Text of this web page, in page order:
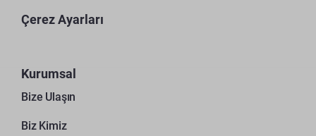
Çerez Ayarları
Kurumsal
Bize Ulaşın
Biz Kimiz